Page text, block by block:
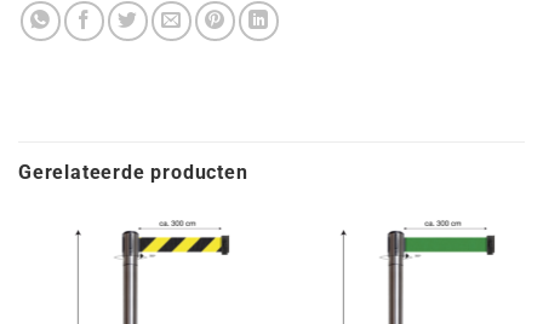
Gerelateerde producten